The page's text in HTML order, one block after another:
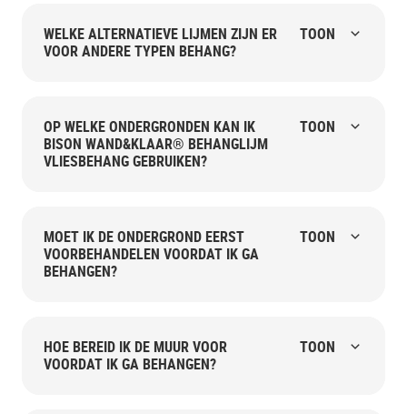
WELKE ALTERNATIEVE LIJMEN ZIJN ER
VOOR ANDERE TYPEN BEHANG?
TOON
OP WELKE ONDERGRONDEN KAN IK
BISON WAND&KLAAR® BEHANGLIJM
VLIESBEHANG GEBRUIKEN?
TOON
MOET IK DE ONDERGROND EERST
VOORBEHANDELEN VOORDAT IK GA
BEHANGEN?
TOON
HOE BEREID IK DE MUUR VOOR
VOORDAT IK GA BEHANGEN?
TOON